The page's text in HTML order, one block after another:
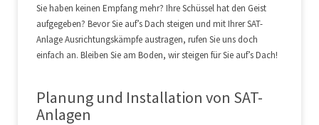
Sie haben keinen Empfang mehr? Ihre Schüssel hat den Geist
aufgegeben? Bevor Sie auf’s Dach steigen und mit Ihrer SAT-
Anlage Ausrichtungskämpfe austragen, rufen Sie uns doch
einfach an. Bleiben Sie am Boden, wir steigen für Sie auf’s Dach!
Planung und Installation von SAT-
Anlagen